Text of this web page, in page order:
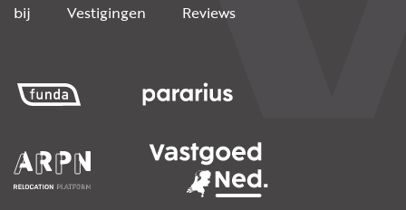
bij Vestigingen Reviews